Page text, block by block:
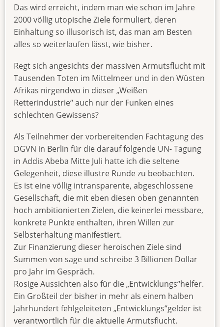
Das wird erreicht, indem man wie schon im Jahre
2000 völlig utopische Ziele formuliert, deren
Einhaltung so illusorisch ist, das man am Besten
alles so weiterlaufen lässt, wie bisher.
Regt sich angesichts der massiven Armutsflucht mit
Tausenden Toten im Mittelmeer und in den Wüsten
Afrikas nirgendwo in dieser „Weißen
Retterindustrie“ auch nur der Funken eines
schlechten Gewissens?
Als Teilnehmer der vorbereitenden Fachtagung des
DGVN in Berlin für die darauf folgende UN- Tagung
in Addis Abeba Mitte Juli hatte ich die seltene
Gelegenheit, diese illustre Runde zu beobachten.
Es ist eine völlig intransparente, abgeschlossene
Gesellschaft, die mit eben diesen oben genannten
hoch ambitionierten Zielen, die keinerlei messbare,
konkrete Punkte enthalten, ihren Willen zur
Selbsterhaltung manifestiert.
Zur Finanzierung dieser heroischen Ziele sind
Summen von sage und schreibe 3 Billionen Dollar
pro Jahr im Gespräch.
Rosige Aussichten also für die „Entwicklungs“helfer.
Ein Großteil der bisher in mehr als einem halben
Jahrhundert fehlgeleiteten „Entwicklungs“gelder ist
verantwortlich für die aktuelle Armutsflucht.